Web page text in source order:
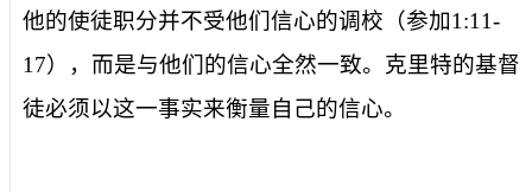
他的使徒职分并不受他们信心的调校（参加1:11-
17），而是与他们的信心全然一致。克里特的基督
徒必须以这一事实来衡量自己的信心。